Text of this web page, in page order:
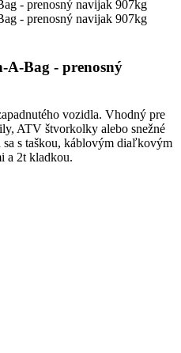
Bag - prenosný
vozidla. Vhodný pre
ATV štvorkolky alebo snežné
sa s taškou, káblovým diaľkovým
a 2t kladkou.